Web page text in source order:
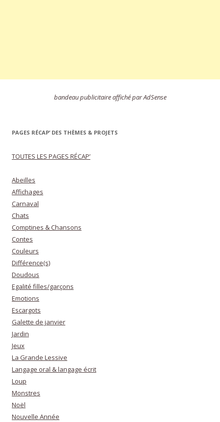
bandeau publicitaire affiché par AdSense
PAGES RÉCAP’ DES THÈMES & PROJETS
TOUTES LES PAGES RÉCAP’
Abeilles
Affichages
Carnaval
Chats
Comptines & Chansons
Contes
Couleurs
Différence(s)
Doudous
Egalité filles/garçons
Emotions
Escargots
Galette de janvier
Jardin
Jeux
La Grande Lessive
Langage oral & langage écrit
Loup
Monstres
Noël
Nouvelle Année